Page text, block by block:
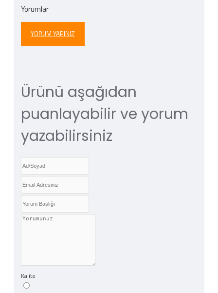
Yorumlar
YORUM YAPINIZ
Ürünü aşağıdan
puanlayabilir ve yorum
yazabilirsiniz
Kalite